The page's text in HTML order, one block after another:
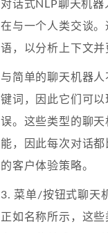
对话式NLP聊天机
在与一个人类交谈
语，以分析上下文并
与简单的聊天机器
键词，因此它们可
误。这些类型的聊
能，因此每次对话
的客户体验策略。
3. 菜单/按钮式聊天
正如名称所示，这